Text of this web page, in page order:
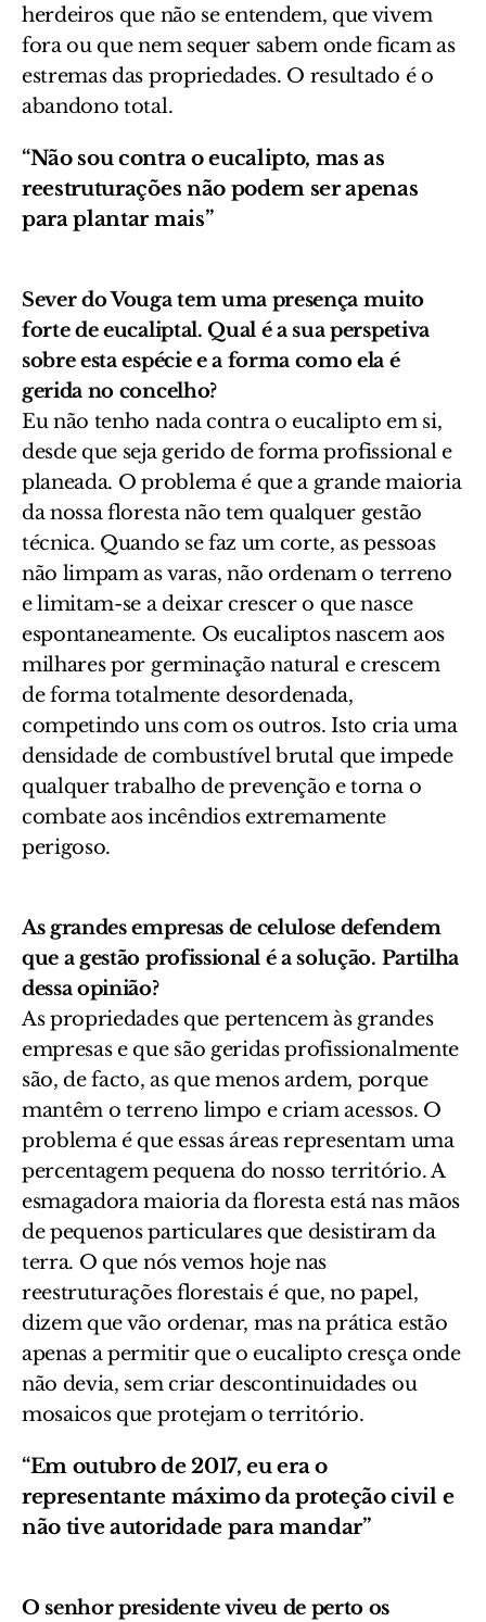
herdeiros que não se entendem, que vivem
fora ou que nem sequer sabem onde ficam as
estremasdas propriedades. O resultado é o
abandono total.
“Não sou contra o eucalipto, mas as
reestruturações não podem ser apenas
para plantar mais”
Sever do Vouga tem uma presença muito
forte de eucaliptal. Qual é a sua perspetiva
sobre esta espécie e a forma como ela é
gerida no concelho?
Eu não tenho nada contra o eucalipto em si,
desde que seja gerido de forma profissional e
planeada. O problema é que a grande maioria
da nossa floresta não tem qualquer gestão
técnica. Quando se faz um corte, as pessoas
não limpam as varas, não ordenam o terreno
e limitam-se a deixar crescer o que nasce
espontaneamente. Os eucaliptos nascem aos
milhares por germinação natural e crescem
de forma totalmente desordenada,
competindo uns com os outros. Isto cria uma
densidade de combustível brutal que impede
qualquer trabalho de prevenção e torna o
combate aos incêndios extremamente
perigoso.
As grandes empresas de celulose defendem
que a gestão profissional é a solução. Partilha
dessa opinião?
As propriedades que pertencem às grandes
empresas e que são geridas profissionalmente
são, de facto, as que menos ardem, porque
mantêm o terreno limpo e criam acessos. O
problema é que essas áreas representam uma
percentagem pequena do nosso território. A
esmagadora maioria da floresta está nas mãos
de pequenos particulares que desistiram da
terra. O que nós vemos hoje nas
reestruturações florestais é que, no papel,
dizem que vão ordenar, mas na prática estão
apenas a permitir que o eucalipto cresça onde
não devia, sem criar descontinuidades ou
mosaicos que protejam o território.
“Em outubro de 2017, eu era o
representante máximo da proteção civil e
não tive autoridade para mandar”
O senhor presidente viveu de perto os